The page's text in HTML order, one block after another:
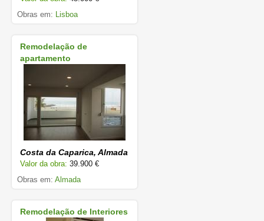
Obras em: Lisboa
Remodelação de
apartamento
Costa da Caparica, Almada
Valor da obra: 39.900 €
Obras em: Almada
Remodelação de Interiores